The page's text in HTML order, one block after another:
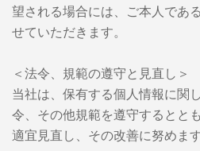
望される場合には、ご本人であ
せていただきます。
＜法令、規範の遵守と見直し＞
当社は、保有する個人情報に関
令、その他規範を遵守するとと
適宜見直し、その改善に努めます